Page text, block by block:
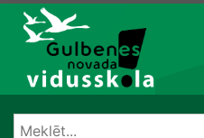
Izlaist